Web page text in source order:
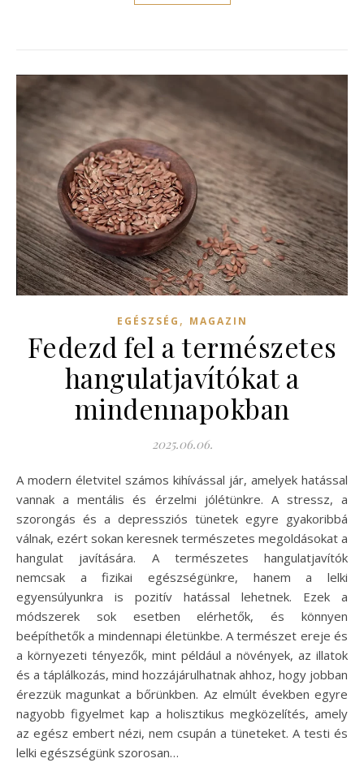
EGÉSZSÉG , MAGAZIN
Fedezd fel a természetes
hangulatjavítókat a
mindennapokban
2025.06.06.
A modern életvitel számos kihívással jár, amelyek hatással
vannak a mentális és érzelmi jólétünkre. A stressz, a
szorongás és a depressziós tünetek egyre gyakoribbá
válnak, ezért sokan keresnek természetes megoldásokat a
hangulat javítására. A természetes hangulatjavítók
nemcsak a fizikai egészségünkre, hanem a lelki
egyensúlyunkra is pozitív hatással lehetnek. Ezek a
módszerek sok esetben elérhetők, és könnyen
beépíthetők a mindennapi életünkbe. A természet ereje és
a környezeti tényezők, mint például a növények, az illatok
és a táplálkozás, mind hozzájárulhatnak ahhoz, hogy jobban
érezzük magunkat a bőrünkben. Az elmúlt években egyre
nagyobb figyelmet kap a holisztikus megközelítés, amely
az egész embert nézi, nem csupán a tüneteket. A testi és
lelki egészségünk szorosan…